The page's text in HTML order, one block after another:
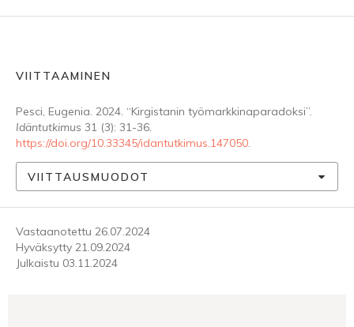
VIITTAAMINEN
Pesci, Eugenia. 2024. “Kirgistanin työmarkkinaparadoksi”.
Idäntutkimus 31 (3): 31-36.
https://doi.org/10.33345/idantutkimus.147050.
VIITTAUSMUODOT
Vastaanotettu 26.07.2024
Hyväksytty 21.09.2024
Julkaistu 03.11.2024